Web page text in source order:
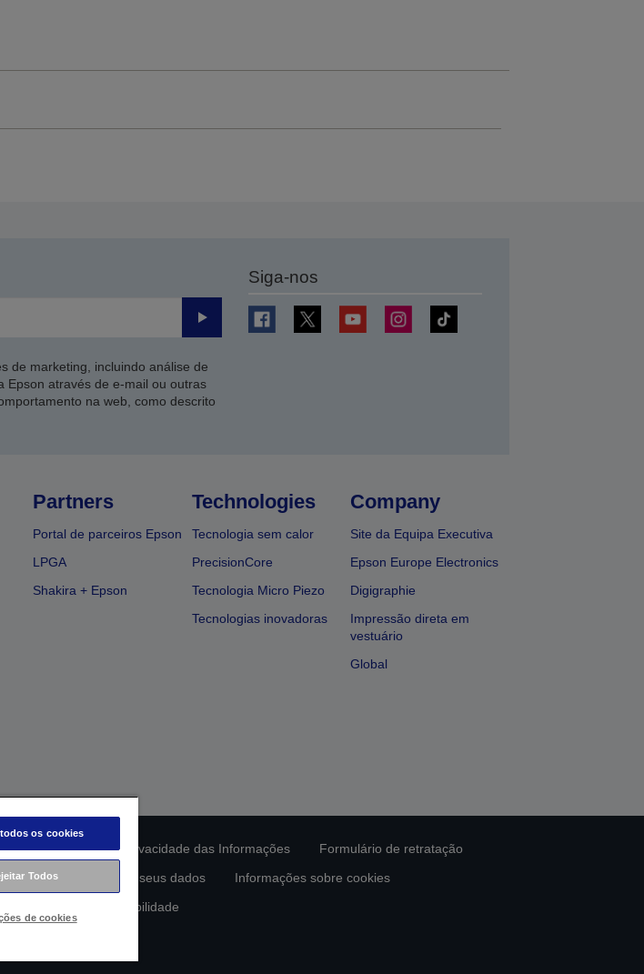
Enviar
de marketing, incluindo análise de
Epson através de e-mail ou outras
na web, como descrito
Siga-nos
Partners
Portal de parceiros Epson
LPGA
Shakira + Epson
Technologies
Tecnologia sem calor
PrecisionCore
Tecnologia Micro Piezo
Tecnologias inovadoras
Company
Site da Equipa Executiva
Epson Europe Electronics
Digigraphie
Impressão direta em
vestuário
Global
Declaração de Privacidade das Informações
Formulário de retratação
Contacte-nos sobre os seus dados
Informações sobre cookies
para com a acessibilidade
os cookies
Todos
de cookies